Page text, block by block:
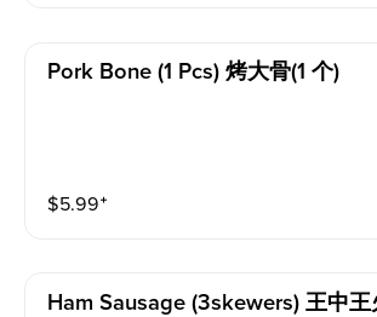
Pork Bone (1 Pcs) 烤大骨(1 个)
$5.99⁺
Ham Sausage (3skewers) 王中